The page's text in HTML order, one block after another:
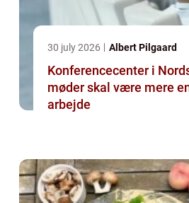
30 july 2026 Albert Pilgaard
Konferencecenter i
møder skal være mere
arbejde